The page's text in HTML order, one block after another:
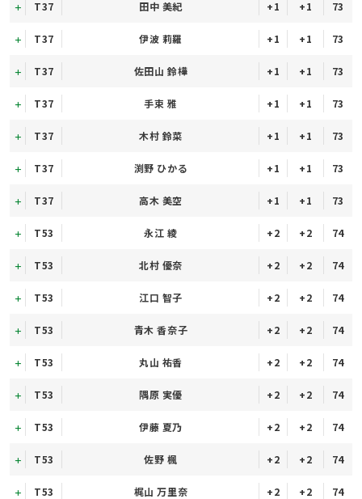
T37 田中 美紀 +1 +1 73
T37 伊波 莉羅 +1 +1 73
T37 佐田山 鈴樺 +1 +1 73
T37 手束 雅 +1 +1 73
T37 木村 鈴菜 +1 +1 73
T37 渕野 ひかる +1 +1 73
T37 高木 美空 +1 +1 73
T53 永江 綾 +2 +2 74
T53 北村 優奈 +2 +2 74
T53 江口 智子 +2 +2 74
T53 青木 香奈子 +2 +2 74
T53 丸山 祐香 +2 +2 74
T53 隅原 実優 +2 +2 74
T53 伊藤 夏乃 +2 +2 74
T53 佐野 楓 +2 +2 74
T53 梶山 万里奈 +2 +2 74